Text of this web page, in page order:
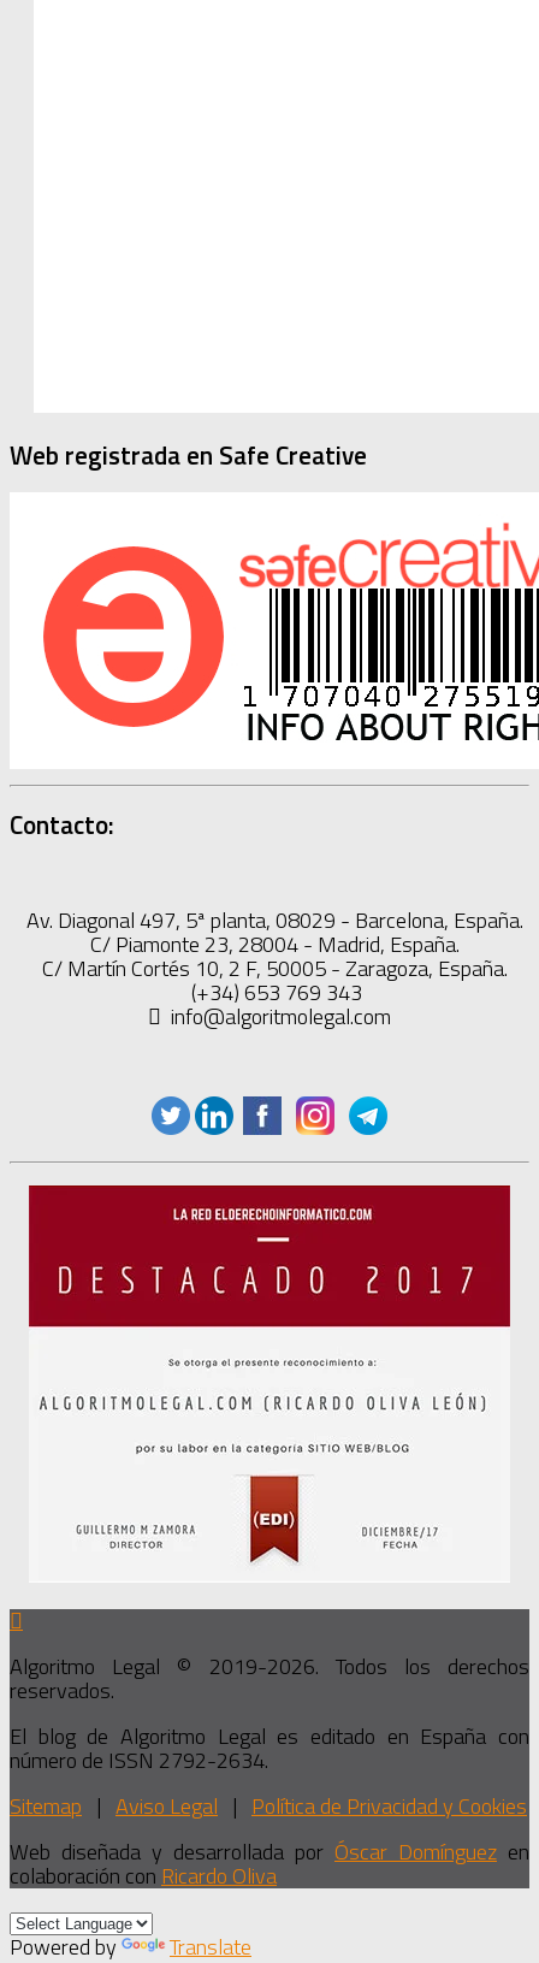
Web registrada en Safe Creative
Contacto:
Av. Diagonal 497, 5ª planta, 08029 - Barcelona, España.
C/ Piamonte 23, 28004 - Madrid, España.
C/ Martín Cortés 10, 2 F, 50005 - Zaragoza, España.
(+34) 653 769 343
info@algoritmolegal.com
Algoritmo Legal © 2019-2026. Todos los derechos
reservados.
El blog de Algoritmo Legal es editado en España con
número de ISSN 2792-2634.
Sitemap | Aviso Legal | Política de Privacidad y Cookies
Web diseñada y desarrollada por Óscar Domínguez en
colaboración con Ricardo Oliva
Powered by Translate